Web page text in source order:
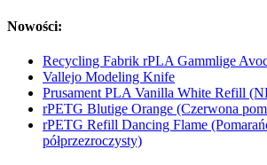
Nowości:
Recycling Fabrik rPLA Gammlige
Vallejo Modeling Knife
Prusament PLA Vanilla White Refill
rPETG Blutige Orange (Czerwona
rPETG Refill Dancing Flame
półprzezroczysty)